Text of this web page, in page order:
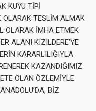
KUYU TİPİ
OLARAK TESLİM ALMAK
OLARAK İMHA ETMEK
ALANI KIZILDERE’YE
KARARLILIĞIYLA
KAZANDIĞIMIZ
OLAN ÖZLEMİYLE
BİZ